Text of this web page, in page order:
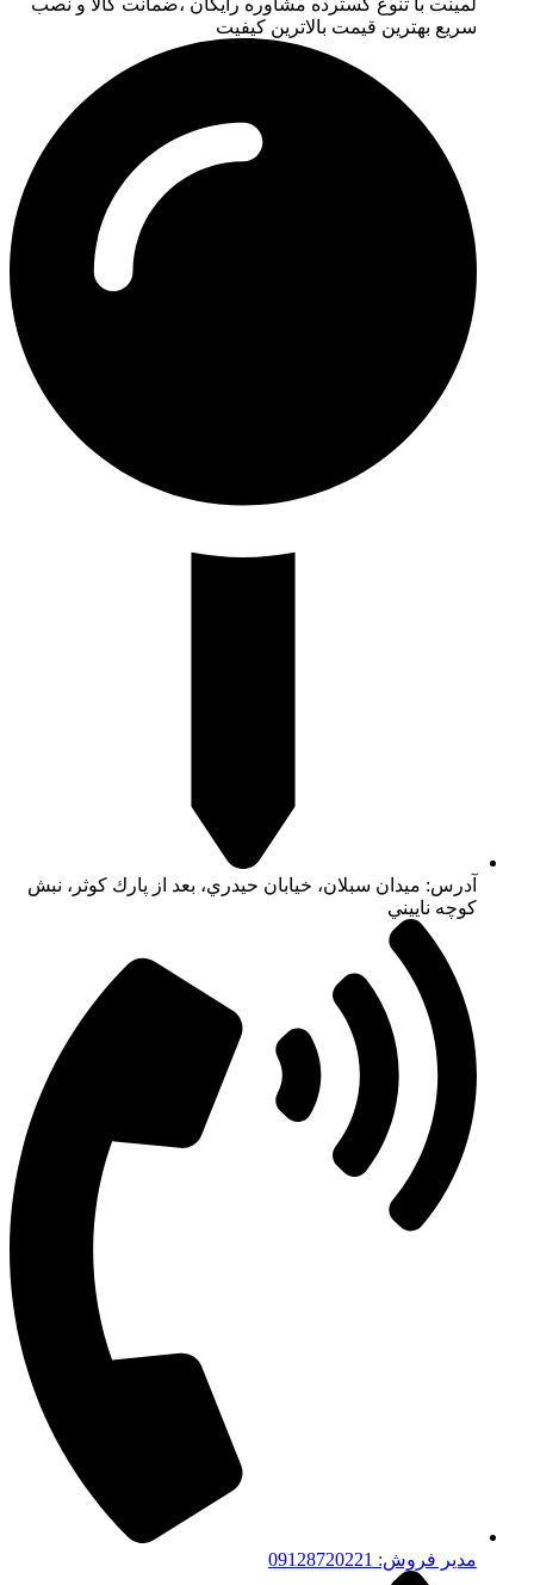
سریع بهترین قیمت بالاترین کیفیت
آدرس: ميدان سبلان، خيابان حيدري، بعد از پارك كوثر، نبش
كوچه ناييني
مدیر فروش: 09128720221